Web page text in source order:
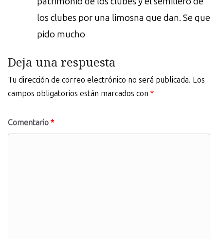
los clubes por una limosna que dan. Se que
pido mucho
Deja una respuesta
Tu dirección de correo electrónico no será publicada. Los
campos obligatorios están marcados con *
Comentario *